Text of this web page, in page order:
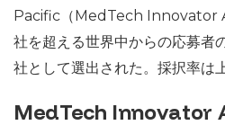
Pacific（MedTech Innovator
社を超える世界中からの応募者
社として選出された。採択率は
MedTech Innovator